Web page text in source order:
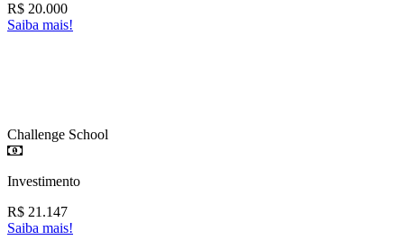
R$ 20.000
Saiba mais!
Challenge School
Investimento
R$ 21.147
Saiba mais!